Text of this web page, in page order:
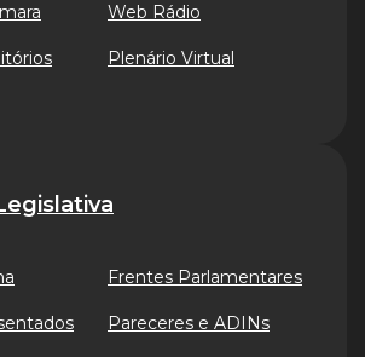
Web Rádio
Plenário Virtual
Frentes Parlamentares
Pareceres e ADINs